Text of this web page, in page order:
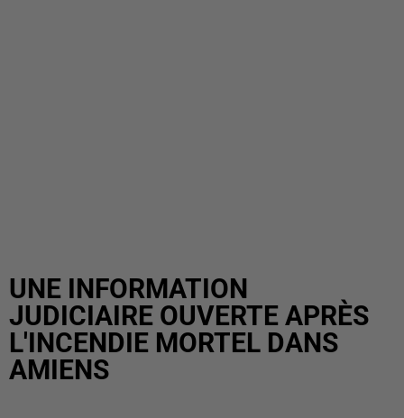
UNE INFORMATION
JUDICIAIRE OUVERTE APRÈS
L'INCENDIE MORTEL DANS
AMIENS